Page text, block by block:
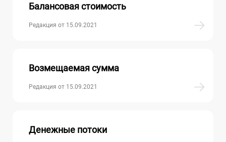
Балансовая стоимость
Редакция от 15.09.2021
Возмещаемая сумма
Редакция от 15.09.2021
Денежные потоки